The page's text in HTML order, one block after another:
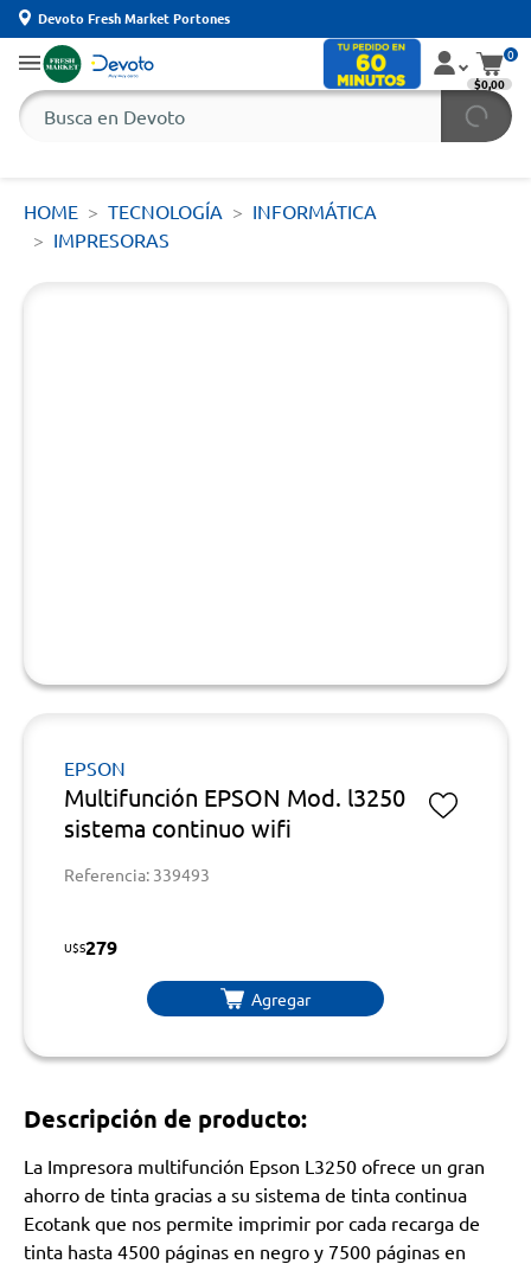
Devoto Fresh Market Portones
0
$0,00
HOME TECNOLOGÍA
INFORMÁTICA
IMPRESORAS
EPSON
Multifunción EPSON Mod. l3250
sistema continuo wifi
Referencia: 339493
U$S279
Agregar
Descripción de producto:
La Impresora multifunción Epson L3250 ofrece un gran
ahorro de tinta gracias a su sistema de tinta continua
Ecotank que nos permite imprimir por cada recarga de
tinta hasta 4500 páginas en negro y 7500 páginas en